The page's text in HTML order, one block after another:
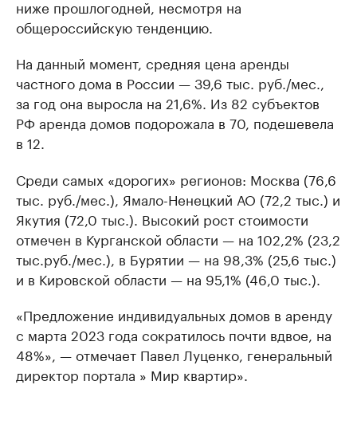
ниже прошлогодней, несмотря на
общероссийскую тенденцию.
На данный момент, средняя цена аренды
частного дома в России — 39,6 тыс. руб./мес.,
за год она выросла на 21,6%. Из 82 субъектов
РФ аренда домов подорожала в 70, подешевела
в 12.
Среди самых «дорогих» регионов: Москва (76,6
тыс. руб./мес.), Ямало-Ненецкий АО (72,2 тыс.) и
Якутия (72,0 тыс.). Высокий рост стоимости
отмечен в Курганской области — на 102,2% (23,2
тыс.руб./мес.), в Бурятии — на 98,3% (25,6 тыс.)
и в Кировской области — на 95,1% (46,0 тыс.).
«Предложение индивидуальных домов в аренду
с марта 2023 года сократилось почти вдвое, на
48%», — отмечает Павел Луценко, генеральный
директор портала » Мир квартир».